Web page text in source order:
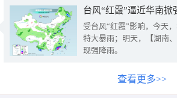
台风“红霞”逼近华南
受台风“红霞”影响，今天
特大暴雨；明天，【湖南
现强降雨。
查看更多>>